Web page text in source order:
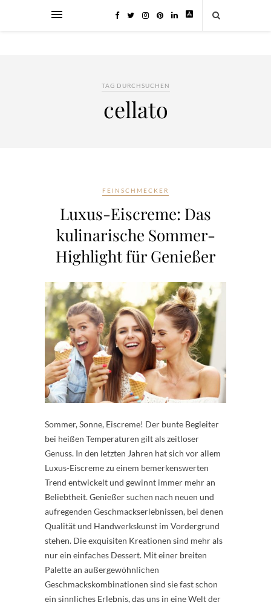
TAG DURCHSUCHEN
cellato
FEINSCHMECKER
Luxus-Eiscreme: Das
kulinarische Sommer-
Highlight für Genießer
Sommer, Sonne, Eiscreme! Der bunte Begleiter
bei heißen Temperaturen gilt als zeitloser
Genuss. In den letzten Jahren hat sich vor allem
Luxus-Eiscreme zu einem bemerkenswerten
Trend entwickelt und gewinnt immer mehr an
Beliebtheit. Genießer suchen nach neuen und
aufregenden Geschmackserlebnissen, bei denen
Qualität und Handwerkskunst im Vordergrund
stehen. Die exquisiten Kreationen sind mehr als
nur ein einfaches Dessert. Mit einer breiten
Palette an außergewöhnlichen
Geschmackskombinationen sind sie fast schon
ein sinnliches Erlebnis, das uns in eine Welt der